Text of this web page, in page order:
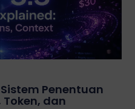
Penentuan
Token, dan